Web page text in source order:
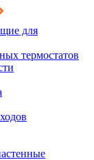
для
термостатов